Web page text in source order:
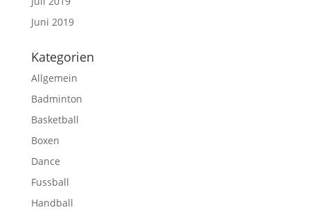
Juni 2019
Kategorien
Allgemein
Badminton
Basketball
Boxen
Dance
Fussball
Handball